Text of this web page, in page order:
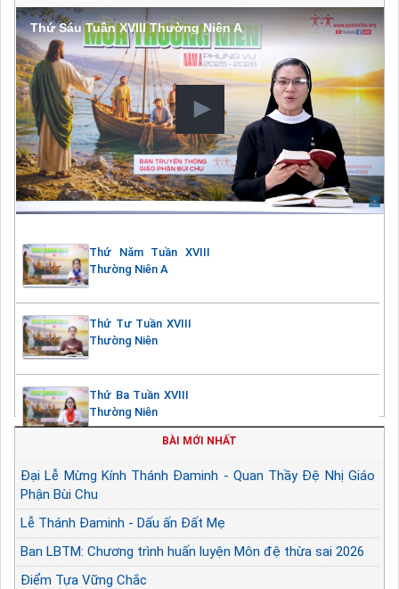
Thứ Sáu Tuần XVIII Thường Niên A
Thứ Năm Tuần XVIII
Thường Niên A
Thứ Tư Tuần XVIII
Thường Niên
Thứ Ba Tuần XVIII
Thường Niên
BÀI MỚI NHẤT
Đại Lễ Mừng Kính Thánh Đaminh - Quan Thầy Đệ Nhị Giáo
Phận Bùi Chu
Lễ Thánh Đaminh - Dấu ấn Đất Mẹ
Ban LBTM: Chương trình huấn luyện Môn đệ thừa sai 2026
Điểm Tựa Vững Chắc